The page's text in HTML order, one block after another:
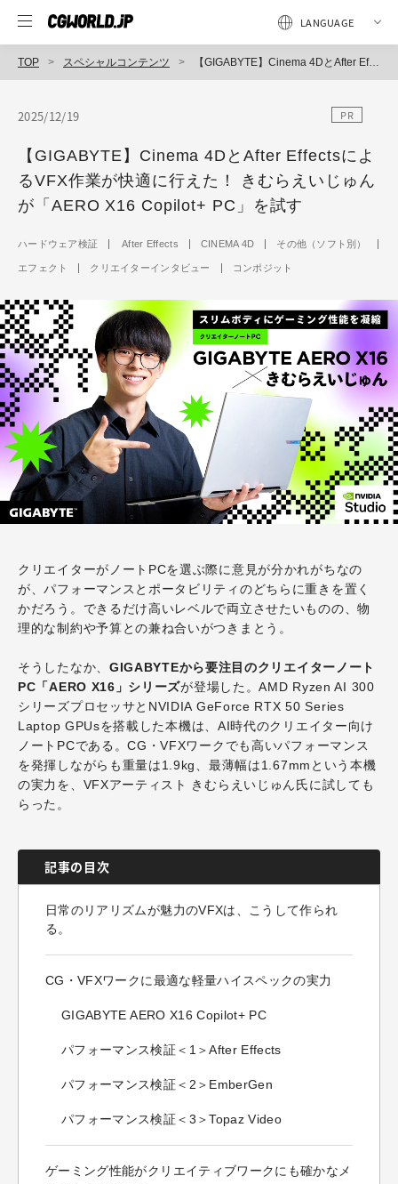
TOP スペシャルコンテンツ 【GIGABYTE】Cinema 4DとAfter EffectsによるVFX作業が快適に行えた！ きむらえいじゅんが「AERO X16 Copilot+ PC」を試す
2025/12/19 PR
【GIGABYTE】Cinema 4DとAfter Effectsによ
るVFX作業が快適に行えた！ きむらえいじゅん
が「AERO X16 Copilot+ PC」を試す
ハードウェア検証 After Effects CINEMA 4D その他（ソフト別）
エフェクト クリエイターインタビュー コンポジット
クリエイターがノートPCを選ぶ際に意見が分かれがちなの
が、パフォーマンスとポータビリティのどちらに重きを置く
かだろう。できるだけ高いレベルで両立させたいものの、物
理的な制約や予算との兼ね合いがつきまとう。
そうしたなか、 GIGABYTEから要注目のクリエイターノート
PC「AERO X16」シリーズが登場した。AMD Ryzen AI 300
シリーズプロセッサとNVIDIA GeForce RTX 50 Series
Laptop GPUsを搭載した本機は、AI時代のクリエイター向け
ノートPCである。CG・VFXワークでも高いパフォーマンス
を発揮しながらも重量は1.9kg、最薄幅は1.67mmという本機
の実力を、VFXアーティスト きむらえいじゅん氏に試しても
らった。
記事の目次
日常のリアリズムが魅力のVFXは、こうして作られ
る。
CG・VFXワークに最適な軽量ハイスペックの実力
GIGABYTE AERO X16 Copilot+ PC
パフォーマンス検証＜1＞After Effects
パフォーマンス検証＜2＞EmberGen
パフォーマンス検証＜3＞Topaz Video
ゲーミング性能がクリエイティブワークにも確かなメ